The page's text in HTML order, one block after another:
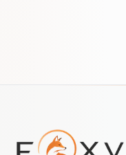
Nawigacja w stopce